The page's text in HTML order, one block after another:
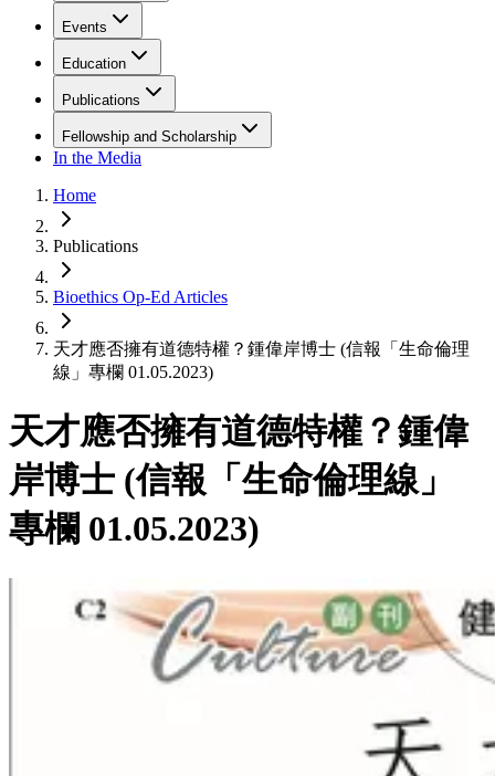
Events
Education
Publications
Fellowship and Scholarship
In the Media
Home
Publications
Bioethics Op-Ed Articles
天才應否擁有道德特權？鍾偉岸博士 (信報「生命倫理
線」專欄 01.05.2023)
天才應否擁有道德特權？鍾偉
岸博士 (信報「生命倫理線」
專欄 01.05.2023)